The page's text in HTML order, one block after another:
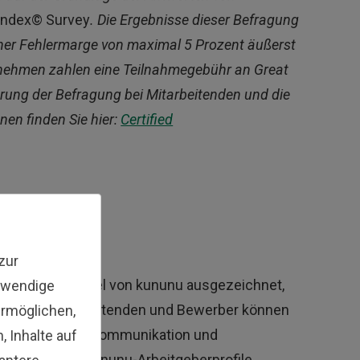
Survey. Die Ergebnisse dieser Befragung
Fehlermarge von maximal 5 Prozent äußerst
zahlen eine Teilnahmegebühr an Great
der Befragung bei Mitarbeitenden und die
finden Sie hier: Certified
Siegel von kununu ausgezeichnet,
Die Mitarbeitenden und Bewerber können
Kultur, Kommunikation und
Inhalte auf